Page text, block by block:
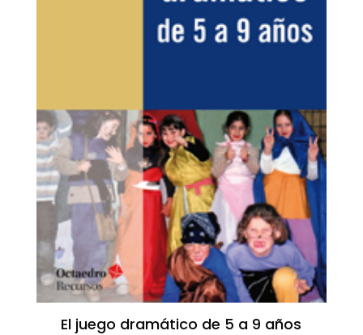
El juego dramático de 5 a 9 años